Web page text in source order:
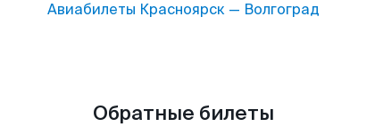
Авиабилеты Красноярск— Волгоград
Обратные билеты